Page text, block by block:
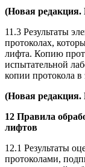
(Новая
11.3 Результаты
протоколах,
лифта. Копию
испытательной
копии протокола
(Новая
12 Правила
лифтов
12.1 Результаты
протоколами,